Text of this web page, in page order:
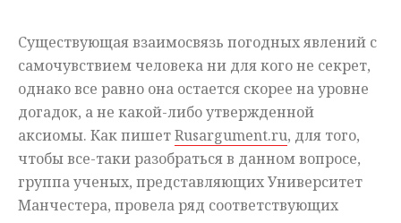
Существующая взаимосвязь погодных явлений с
самочувствием человека ни для кого не секрет,
однако все равно она остается скорее на уровне
догадок, а не какой-либо утвержденной
аксиомы. Как пишетRusargument.ru, для того,
чтобы все-таки разобраться в данном вопросе,
группа ученых, представляющих Университет
Манчестера, провела ряд соответствующих